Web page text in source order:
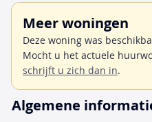
Meer woningen
Deze woning was
Mocht u het actuele
schrijft u zich dan in.
Algemene